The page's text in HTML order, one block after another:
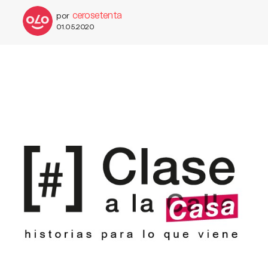
por cerosetenta
01.05.2020